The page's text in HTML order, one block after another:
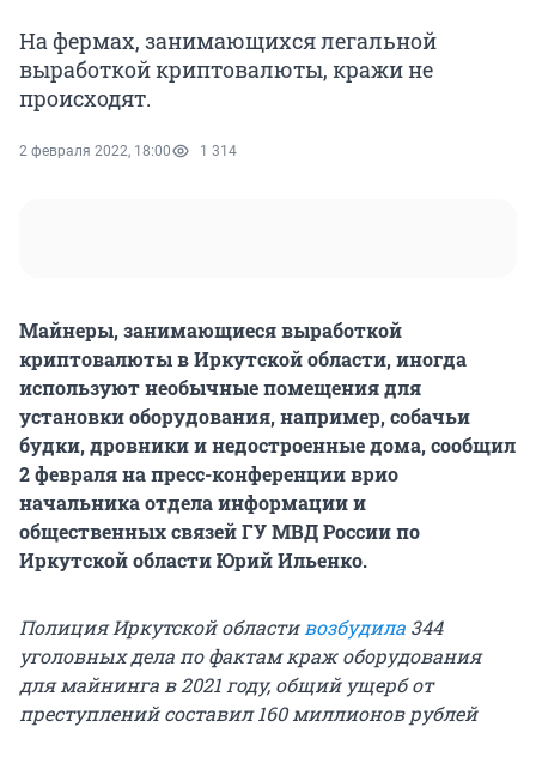
На фермах, занимающихся легальной
выработкой криптовалюты, кражи не
происходят.
2 февраля 2022, 18:00 1 314
Майнеры, занимающиеся выработкой
криптовалюты в Иркутской области, иногда
используют необычные помещения для
установки оборудования, например, собачьи
будки, дровники и недостроенные дома, сообщил
2 февраля на пресс-конференции врио
начальника отдела информации и
общественных связей ГУ МВД России по
Иркутской области Юрий Ильенко.
Полиция Иркутской области возбудила 344
уголовных дела по фактам краж оборудования
для майнинга в 2021 году, общий ущерб от
преступлений составил 160 миллионов рублей